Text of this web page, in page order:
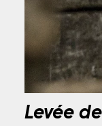
Levée